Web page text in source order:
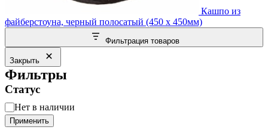
Кашпо из
файберстоуна, черный полосатый (450 x 450мм)
Фильтрация товаров
Закрыть
Фильтры
Статус
Статус
Нет в наличии
Применить